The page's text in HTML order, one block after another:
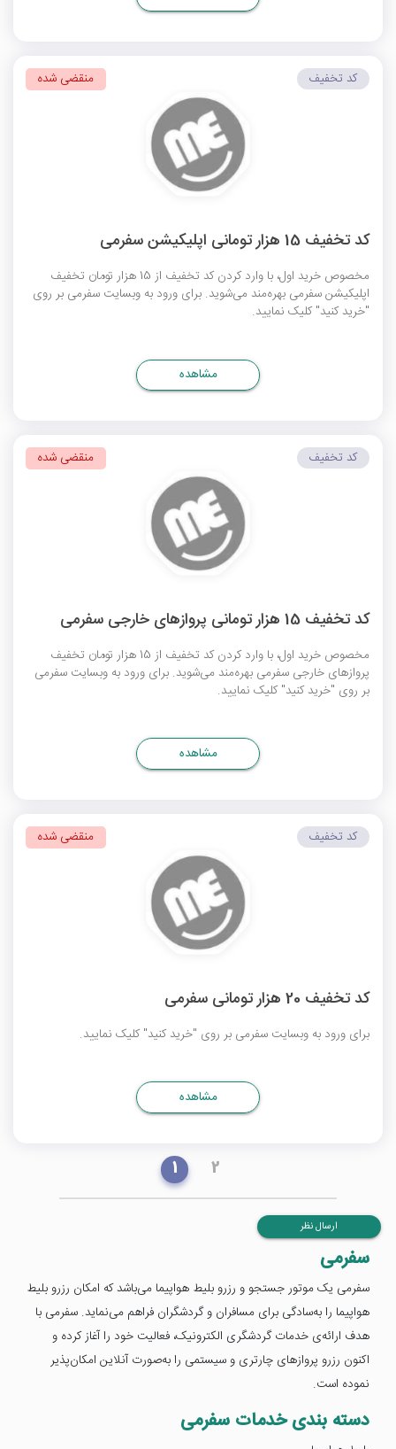
کد تخفیف 15 هزار تومانی اپلیکیشن سفرمی
مخصوص خرید اول، با وارد کردن کد تخفیف از 15 هزار تومان تخفیف
اپلیکیشن سفرمی بهره‌مند می‌شوید. برای ورود به وبسایت سفرمی بر روی
"خرید کنید" کلیک نمایید.
کد تخفیف منقضی شده
مشاهده
کد تخفیف 15 هزار تومانی پروازهای خارجی سفرمی
مخصوص خرید اول، با وارد کردن کد تخفیف از 15 هزار تومان تخفیف
پروازهای خارجی سفرمی بهره‌مند می‌شوید. برای ورود به وبسایت سفرمی
بر روی "خرید کنید" کلیک نمایید.
کد تخفیف منقضی شده
مشاهده
کد تخفیف 20 هزار تومانی سفرمی
برای ورود به وبسایت سفرمی بر روی "خرید کنید" کلیک نمایید.
کد تخفیف منقضی شده
مشاهده
1 2
ارسال نظر
سفرمی
سفرمی یک موتور جستجو و رزرو بلیط هواپیما می‌باشد که امکان رزرو بلیط
هواپیما را به‌سادگی برای مسافران و گردشگران فراهم می‌نماید. سفرمی با
هدف ارائه‌ی خدمات گردشگری الکترونیک، فعالیت خود را آغاز کرده و
اکنون رزرو پروازهای چارتری و سیستمی را به‌صورت آنلاین امکان‌پذیر
نموده است.
دسته بندی خدمات سفرمی